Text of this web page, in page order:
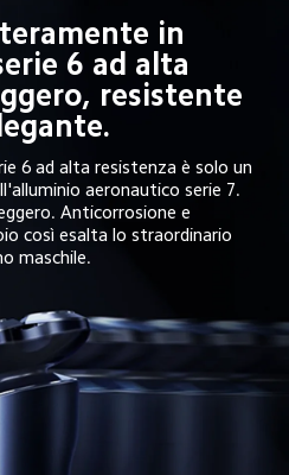
in
6 ad alta
resistente
6 ad alta resistenza è solo un
aeronautico serie 7.
Anticorrosione e
così esalta lo straordinario
maschile.